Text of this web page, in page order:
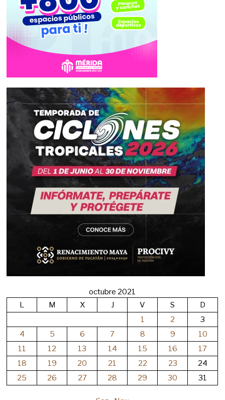
octubre 2021
L
M X J V S
D
1
2
3
4
5 6 7 8 9
10
11
12 13 14 15 16
17
18
19 20 21 22 23
24
25
26 27 28 29 30 31